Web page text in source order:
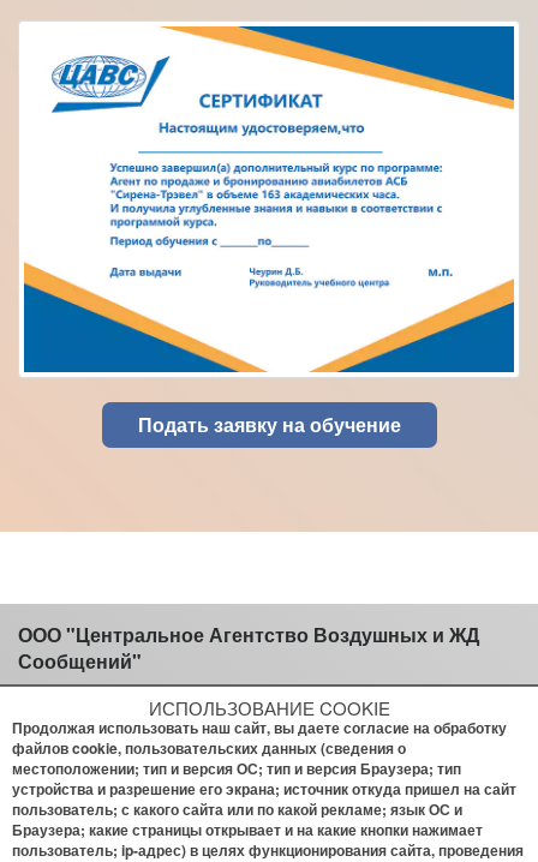
Подать заявку на обучение
ООО "Центральное Агентство Воздушных и ЖД
Сообщений"
Информация про обучение:
Тел.:+7 (961) 905-45-35
е-mail:study@bilet.aero
Присоединиться:
ИСПОЛЬЗОВАНИЕ COOKIE
Продолжая использовать наш сайт, вы даете согласие на обработку
файлов cookie, пользовательских данных (сведения о
местоположении; тип и версия ОС; тип и версия Браузера; тип
устройства и разрешение его экрана; источник откуда пришел на сайт
пользователь; с какого сайта или по какой рекламе; язык ОС и
Браузера; какие страницы открывает и на какие кнопки нажимает
пользователь; ip-адрес) в целях функционирования сайта, проведения